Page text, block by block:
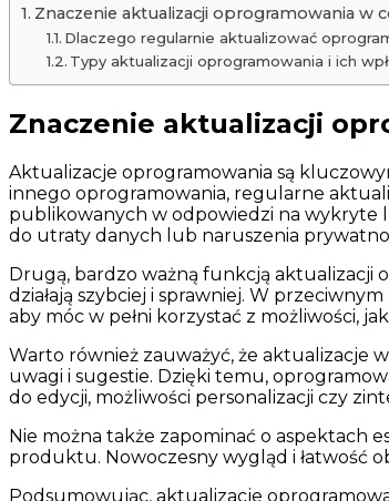
Znaczenie aktualizacji oprogramowania w
Dlaczego regularnie aktualizować
Typy aktualizacji oprogramowania i ich
Znaczenie aktualizacji
Aktualizacje oprogramowania są
innego oprogramowania, regularne
publikowanych w odpowiedzi na wykryte
do utraty danych lub naruszenia
Drugą, bardzo ważną funkcją aktualizacji
działają szybciej i sprawniej. W
aby móc w pełni korzystać z możliwości,
Warto również zauważyć, że aktualizacje
uwagi i sugestie. Dzięki temu,
do edycji, możliwości personalizacji czy
Nie można także zapominać o aspektach
produktu. Nowoczesny wygląd i łatwość
Podsumowując, aktualizacje